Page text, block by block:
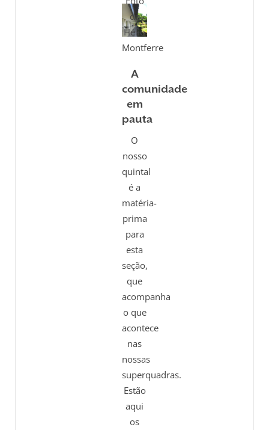
de
Hélio
Montferre
A
comunidade
em
pauta
O
nosso
quintal
é a
matéria-
prima
para
esta
seção,
que
acompanha
o que
acontece
nas
nossas
superquadras.
Estão
aqui
os